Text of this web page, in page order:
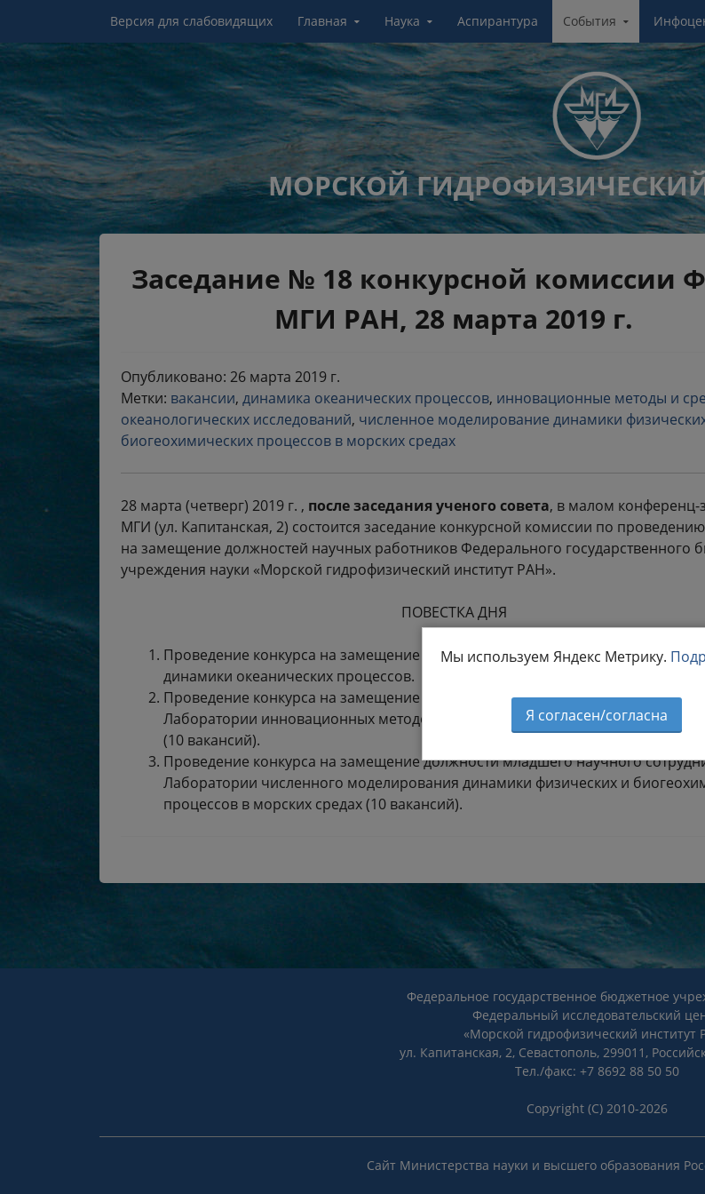
Версия для слабовидящих Главная Наука Аспирантура События
МОРСКОЙ
Заседание № 18 конкурсной комиссии
МГИ РАН, 28 марта 2019 г.
Опубликовано: 26 марта 2019 г.
Метки: вакансии, динамика океанических процессов, инновационные методы и
океанологических исследований, численное моделирование динамики
биогеохимических процессов в морских средах
28 марта (четверг) 2019 г. , после заседания ученого совета, в малом конференц-
МГИ (ул. Капитанская, 2) состоится заседание конкурсной комиссии по
на замещение должностей научных работников Федерального государственного
учреждения науки «Морской гидрофизический институт РАН».
ПОВЕСТКА ДНЯ
Проведение конкурса на замещение должности старшего научного
динамики океанических процессов.
Проведение конкурса на замещение должности младшего научного
Лаборатории инновационных методов и средств океанологических
(10 вакансий).
Проведение конкурса на замещение должности младшего научного
Лаборатории численного моделирования динамики физических и
процессов в морских средах (10 вакансий).
Федеральное государственное бюджетное
Федеральный исследовательский
«Морской гидрофизический институт
ул. Капитанская, 2, Севастополь, 299011,
Тел./факс: +7 8692 88 50 50
Copyright (C) 2010-2026
Сайт Министерства науки и высшего образования
Мы используем Яндекс Метрику.
Я согласен/согласна